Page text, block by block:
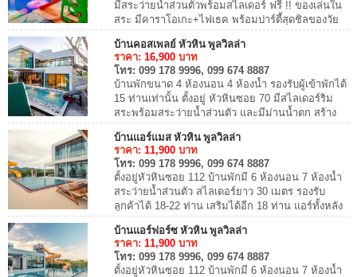
มีสระว่ายน้ำส่วนตัวพร้อมสไลเดอร์ ฟรี !! ของเล่นใน
สระ มีคาราโอเกะ+ไฟเธค พร้อมปาร์ตี้สุดชิลของวัย
ทั้งรุ่นเล็กและรุ่นใหญ่ มีโต๊ะสน...
บ้านคอสเพลย์ หัวหิน พูลวิลล่า
ราคา: 16,900บาท
โทร: 099 178 9996, 099 674 8887
บ้านพักขนาด 4 ห้องนอน 4 ห้องน้ำ รองรับผู้เข้าพักได้
15 ท่านเท่านั้น ตั้งอยู่ หัวหินซอย 70 มีสไลเดอร์ริม
สระพร้อมสระว่ายน้ำส่วนตัว และมีม่านน้ำตก สร้าง
ความผ่อนคลายให้กับผู้เข้าพัก บ้...
บ้านแอร์แมส หัวหิน พูลวิลล่า
ราคา: 11,900บาท
โทร: 099 178 9996, 099 674 8887
ตั้งอยู่หัวหินซอย 112 บ้านพักมี 6 ห้องนอน 7 ห้องน้ำ
สระว่ายน้ำส่วนตัว สไลเดอร์ยาว 30 เมตร รองรับ
ลูกค้าได้ 18-22 ท่าน เสริมได้อีก 18 ท่าน แอร์ทั้งหลัง
มีคาราโอเกะ โต๊ะพูล ทำอาหาร ปิ...
บ้านแอร์ฟอร์ซ หัวหิน พูลวิลล่า
ราคา: 11,900บาท
โทร: 099 178 9996, 099 674 8887
ตั้งอยู่หัวหินซอย 112 บ้านพักมี 6 ห้องนอน 7 ห้องน้ำ